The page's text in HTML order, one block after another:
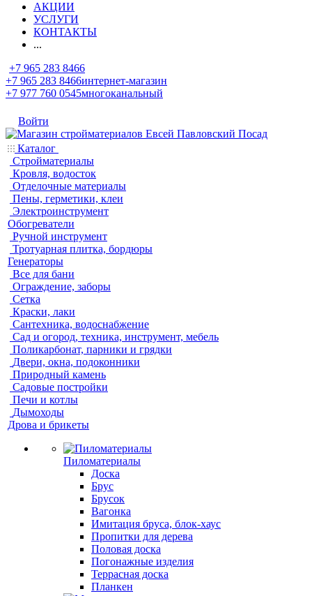
АКЦИИ
УСЛУГИ
КОНТАКТЫ
...
+7 965 283 8466
+7 965 283 8466интернет-магазин
+7 977 760 0545многоканальный
Войти
Каталог
Стройматериалы
Кровля, водосток
Отделочные материалы
Пены, герметики, клеи
Электроинструмент
Обогреватели
Ручной инструмент
Тротуарная плитка, бордюры
Генераторы
Все для бани
Ограждение, заборы
Сетка
Краски, лаки
Сантехника, водоснабжение
Сад и огород, техника, инструмент, мебель
Поликарбонат, парники и грядки
Двери, окна, подоконники
Природный камень
Садовые постройки
Печи и котлы
Дымоходы
Дрова и брикеты
Пиломатериалы
Доска
Брус
Брусок
Вагонка
Имитация бруса, блок-хаус
Пропитки для дерева
Половая доска
Погонажные изделия
Террасная доска
Планкен